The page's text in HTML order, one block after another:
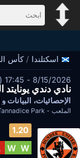
اسكتلندا / كأس
8/15/2026 - 17:45 (Europe/London)
نادي دندي يونايتد
الإحصائيات، البيانات
الملعب - Park
1.20
W
W